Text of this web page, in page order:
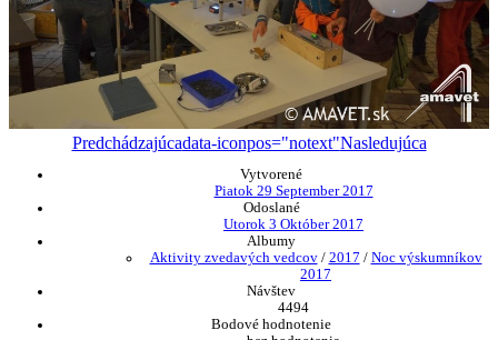
Predchádzajúcadata-iconpos="notext"Nasledujúca
Vytvorené
Piatok 29 September 2017
Odoslané
Utorok 3 Október 2017
Albumy
Aktivity zvedavých vedcov/ 2017 / Noc výskumníkov
2017
Návštev
4494
Bodové hodnotenie